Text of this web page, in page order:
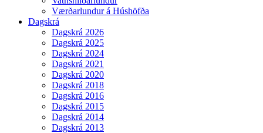
Værðarlundur á Húshöfða
Dagskrá
Dagskrá 2026
Dagskrá 2025
Dagskrá 2024
Dagskrá 2021
Dagskrá 2020
Dagskrá 2018
Dagskrá 2016
Dagskrá 2015
Dagskrá 2014
Dagskrá 2013